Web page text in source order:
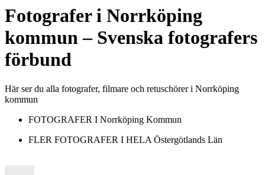
Fotograferi Norrköping
kommun– Svenska fotografers
förbund
Här ser du alla fotografer, filmare och retuschörer i Norrköping
kommun
FOTOGRAFER I Norrköping Kommun
FLER FOTOGRAFER I HELA Östergötlands Län